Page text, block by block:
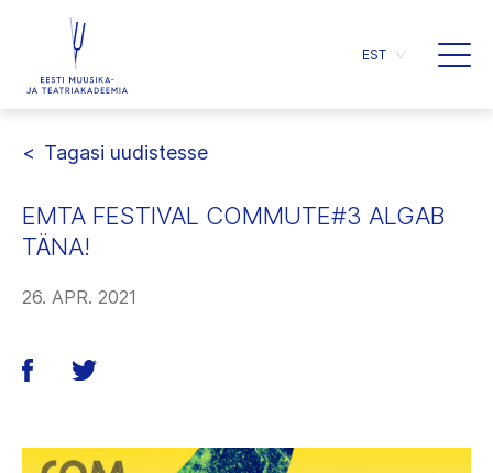
EST
Tagasi uudistesse
EMTA FESTIVAL COMMUTE#3 ALGAB
TÄNA!
26. APR. 2021